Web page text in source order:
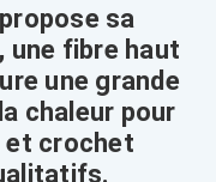
sa
une fibre haut
une grande
chaleur pour
et crochet